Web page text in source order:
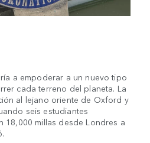
a empoderar a un nuevo tipo
cada terreno del planeta. La
al lejano oriente de Oxford y
seis estudiantes
18,000 millas desde Londres a